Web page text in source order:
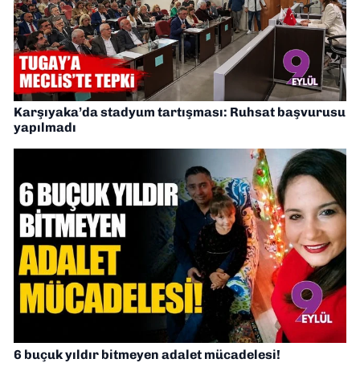
Karşıyaka’da stadyum tartışması: Ruhsat başvurusu
yapılmadı
6 buçuk yıldır bitmeyen adalet mücadelesi!